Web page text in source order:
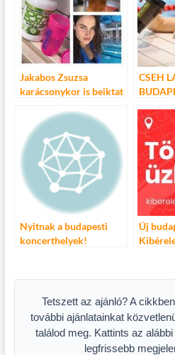
Jakabos Zsuzsa
karácsonykor is beiktat
CSEH
KÉSZÜL
Nyitnak a budapesti
koncerthelyek!
Új
Tetszett az ajánló? A
további ajánlatainkat
találod meg. Kattints az
legfrissebb